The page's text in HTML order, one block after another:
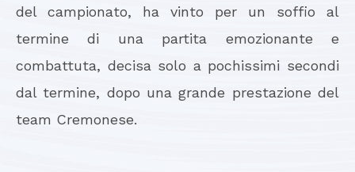
del campionato, ha vinto per un soffio al
termine di una partita emozionante e
combattuta, decisa solo a pochissimi secondi
dal termine, dopo una grande prestazione del
team Cremonese.